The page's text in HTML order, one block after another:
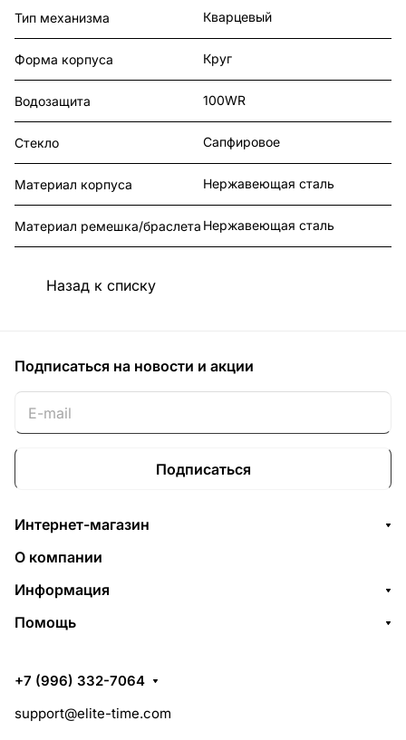
Тип механизма Кварцевый
Форма корпуса Круг
Водозащита 100WR
Стекло Сапфировое
Материал корпуса Нержавеющая сталь
Материал ремешка/браслета Нержавеющая сталь
Назад к списку
Подписаться на новости и акции
Подписаться
Интернет-магазин
О компании
Информация
Помощь
+7 (996) 332-7064
support@elite-time.com